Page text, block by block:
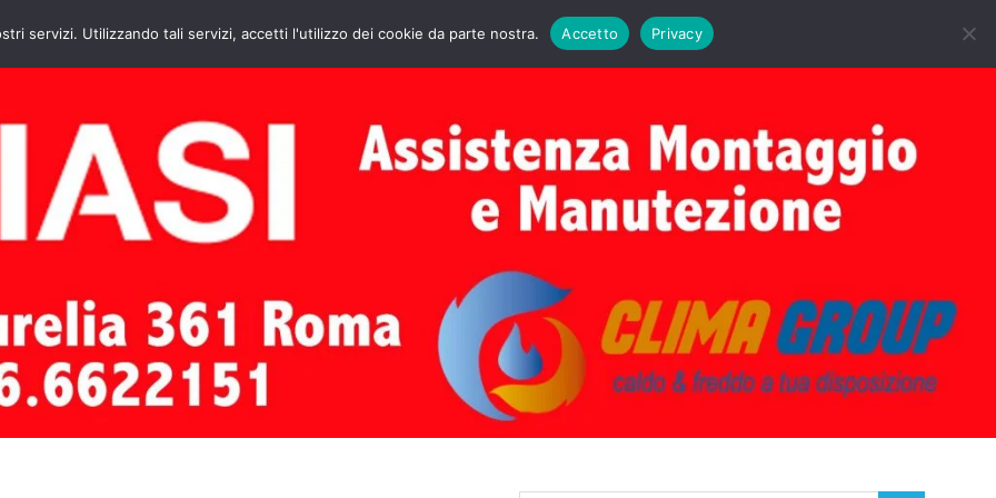
HOME CONTATTI ASSISTENZA CALDAIE BIASI PRIMA ACCENSIONE CALDAIE BIASI
servizi. Utilizzando tali servizi, accetti l'utilizzo dei cookie da parte nostra. Accetto Privacy